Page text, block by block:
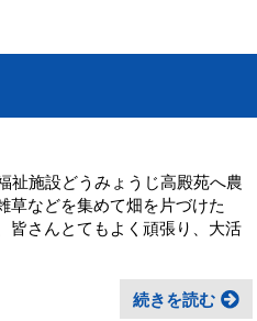
祉施設どうみょうじ高殿苑へ農
草などを集めて畑を片づけた
皆さんとてもよく頑張り、大活
続きを読む